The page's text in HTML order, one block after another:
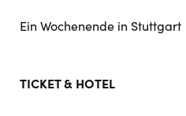
Ein Wochenende in Stuttgart
TICKET & HOTEL